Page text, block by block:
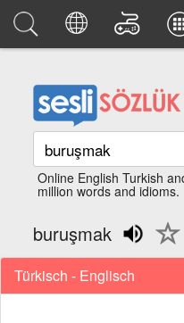
Online English Turkish
million words and idioms.
buruşmak
Türkisch - Englisch